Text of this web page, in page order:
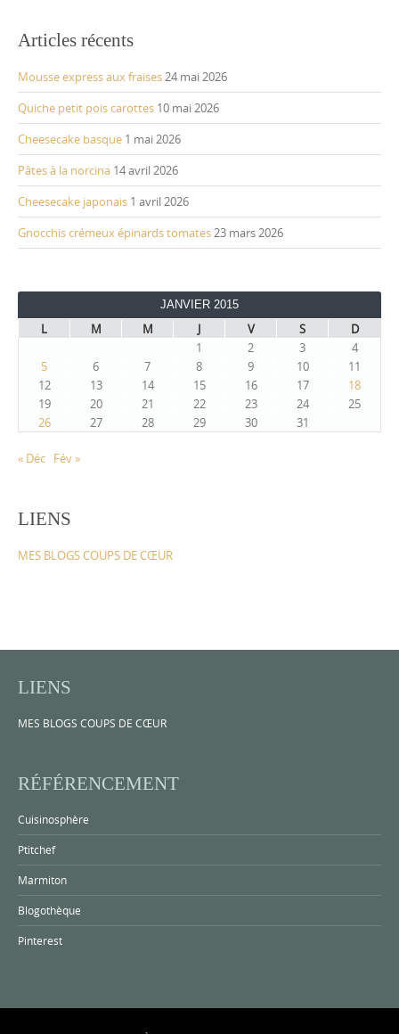
Articles récents
Mousse express aux fraises24 mai 2026
Quiche petit pois carottes 10 mai 2026
Cheesecake basque 1 mai 2026
Pâtes à la norcina 14 avril 2026
Cheesecake japonais 1 avril 2026
Gnocchis crémeux épinards tomates23 mars 2026
JANVIER 2015
L M M J V S
D
1
2 3
4
5
6 7 8 9 10
11
12
13 14 15 16 17
18
19
20 21 22 23 24
25
26
27 28 29 30 31
« Déc Fév »
LIENS
MES BLOGS COUPS DE CŒUR
LIENS
MES BLOGS COUPS DE CŒUR
RÉFÉRENCEMENT
Cuisinosphère
Ptitchef
Marmiton
Blogothèque
Pinterest